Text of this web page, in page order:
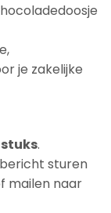
je zakelijke
.
sturen
mailen naar